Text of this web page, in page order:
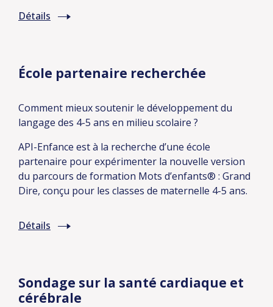
Détails
École partenaire recherchée
Comment mieux soutenir le développement du
langage des 4-5 ans en milieu scolaire ? ️
API-Enfance est à la recherche d’une école
partenaire pour expérimenter la nouvelle version
du parcours de formation Mots d’enfants® : Grand
Dire, conçu pour les classes de maternelle 4-5 ans.
Détails
Sondage sur la santé cardiaque et
cérébrale